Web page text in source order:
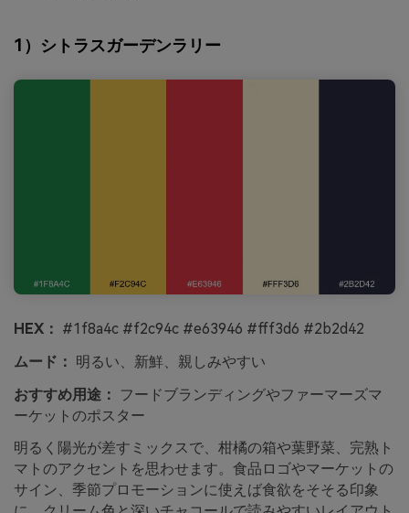
1）シトラスガーデンラリー
HEX： #1f8a4c #f2c94c #e63946 #fff3d6 #2b2d42
ムード： 明るい、新鮮、親しみやすい
おすすめ用途：
フードブランディングやファーマーズマ
ーケットのポスター
明るく陽光が差すミックスで、柑橘の箱や葉野菜、完熟ト
マトのアクセントを思わせます。食品ロゴやマーケットの
サイン、季節プロモーションに使えば食欲をそそる印象